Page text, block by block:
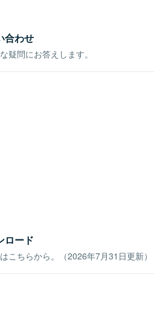
合わせ
疑問にお答えします。
ロード
こちらから。（2026年7月31日更新）